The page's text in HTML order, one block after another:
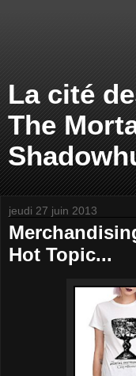
La cité
The
jeudi 27 juin 2013
Hot Topic...